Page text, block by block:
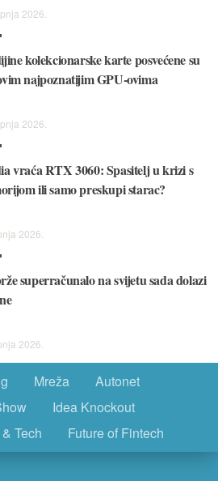
2026.
kolekcionarske karte posvećene su
najpoznatijim GPU-ovima
2026.
vraća RTX 3060: Spasitelj u krizi s
ili samo preskupi starac?
2026.
superračunalo na svijetu sada dolazi
2026.
Mreža
Autonet
Idea Knockout
Tech
Future of Fintech